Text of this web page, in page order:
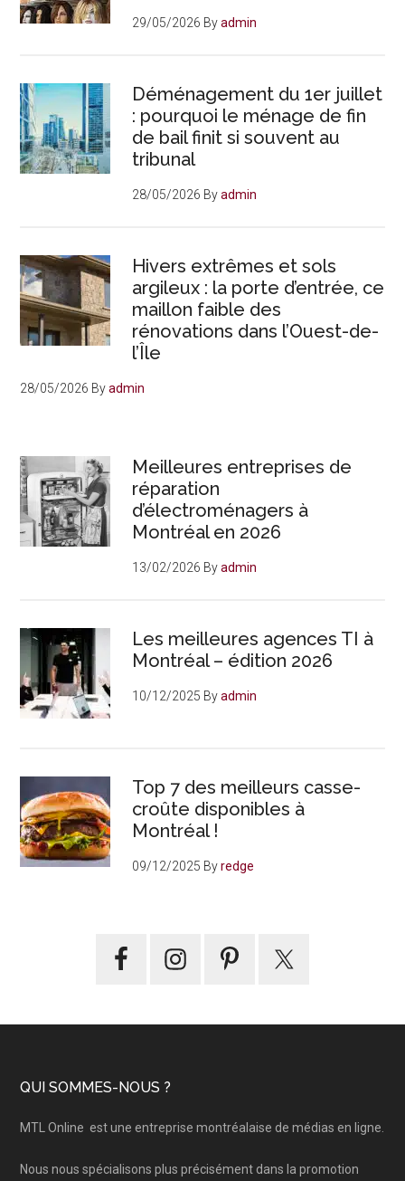
29/05/2026 Byadmin
Déménagement du 1er juillet
: pourquoi le ménage de fin
de bail finit si souvent au
tribunal
28/05/2026 Byadmin
Hivers extrêmes et sols
argileux : la porte d’entrée, ce
maillon faible des
rénovations dans l’Ouest-de-
l’Île
28/05/2026 Byadmin
Meilleures entreprises de
réparation
d’électroménagers à
Montréal en 2026
13/02/2026 Byadmin
Les meilleures agences TI à
Montréal – édition 2026
10/12/2025 Byadmin
Top 7 des meilleurs casse-
croûte disponibles à
Montréal !
09/12/2025 Byredge
Footer
QUI SOMMES-NOUS ?
MTL Online est une entreprise montréalaise de médias en ligne.
Nous nous spécialisons plus précisément dans la promotion